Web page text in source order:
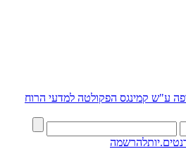
ע"ש קמינגס הפקולטה למדעי הרוח
להרשמה